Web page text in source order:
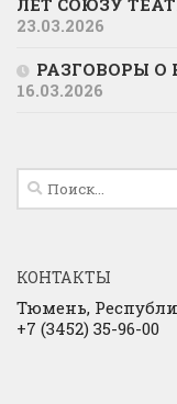
23.03.2026
РАЗГОВОРЫ
16.03.2026
Найти:
КОНТАКТЫ
Тюмень,
+7 (3452) 35-96-00